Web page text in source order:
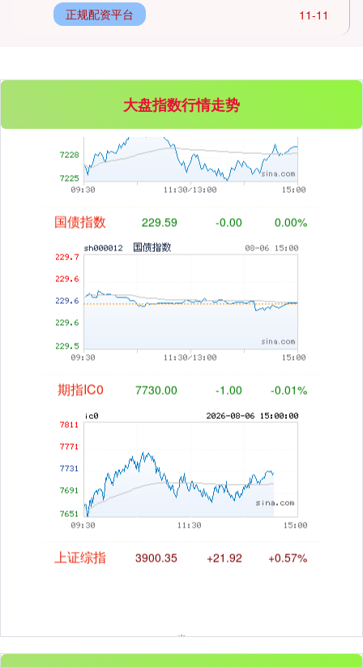
11-11
正规配资平台
大盘指数行情走势
7229.80 -1.63
国债指数
期指IC0